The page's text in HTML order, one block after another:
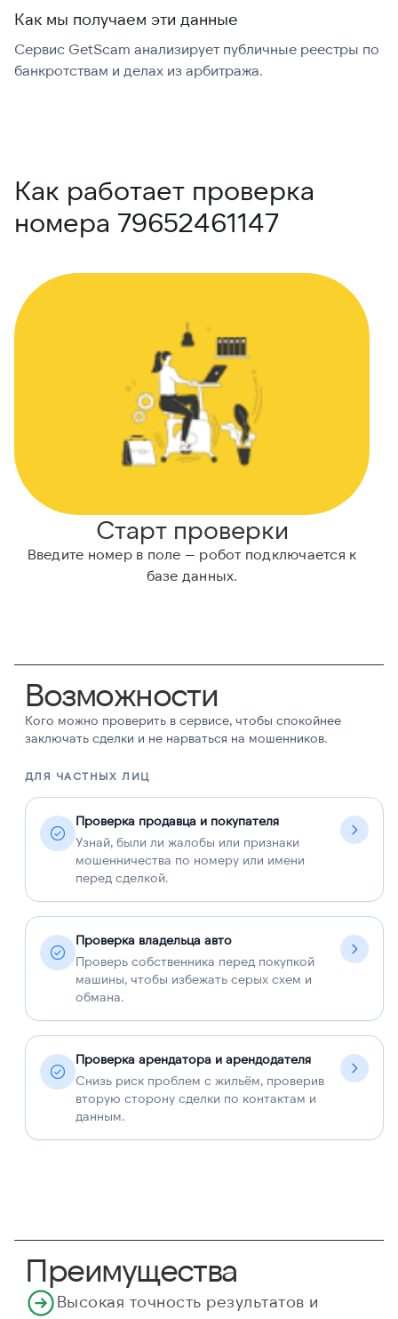
Как мы получаем эти данные
Сервис GetScam анализирует публичные реестры по
банкротствам и делах из арбитража.
Как работает проверка
номера 79652461147
Старт проверки
Введите номер в поле — робот подключается к
базе данных.
Возможности
Кого можно проверить в сервисе, чтобы спокойнее
заключать сделки и не нарваться на мошенников.
ДЛЯ ЧАСТНЫХ ЛИЦ
Проверка продавца и покупателя
Узнай, были ли жалобы или признаки
мошенничества по номеру или имени
перед сделкой.
Проверка владельца авто
Проверь собственника перед покупкой
машины, чтобы избежать серых схем и
обмана.
Проверка арендатора и арендодателя
Снизь риск проблем с жильём, проверив
вторую сторону сделки по контактам и
данным.
Преимущества
Высокая точность результатов и